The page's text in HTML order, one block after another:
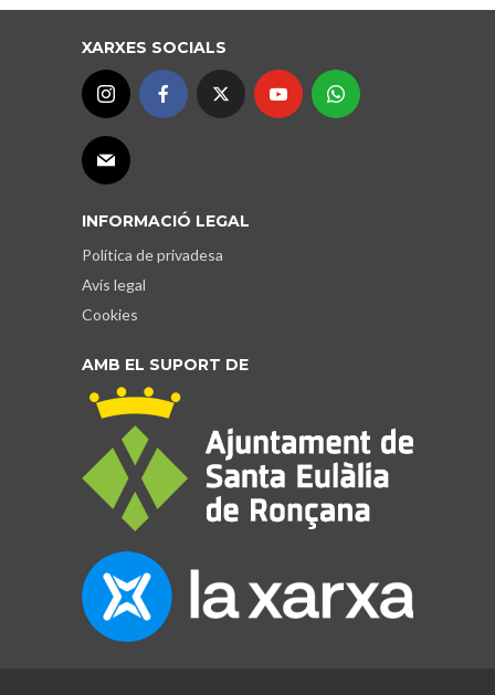
XARXES SOCIALS
INFORMACIÓ LEGAL
Política de privadesa
Avís legal
Cookies
AMB EL SUPORT DE